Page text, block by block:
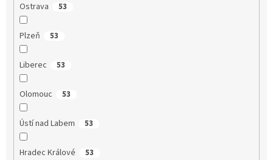
Ostrava 53
Plzeň 53
Liberec 53
Olomouc 53
Ústí nad Labem 53
Hradec Králové 53